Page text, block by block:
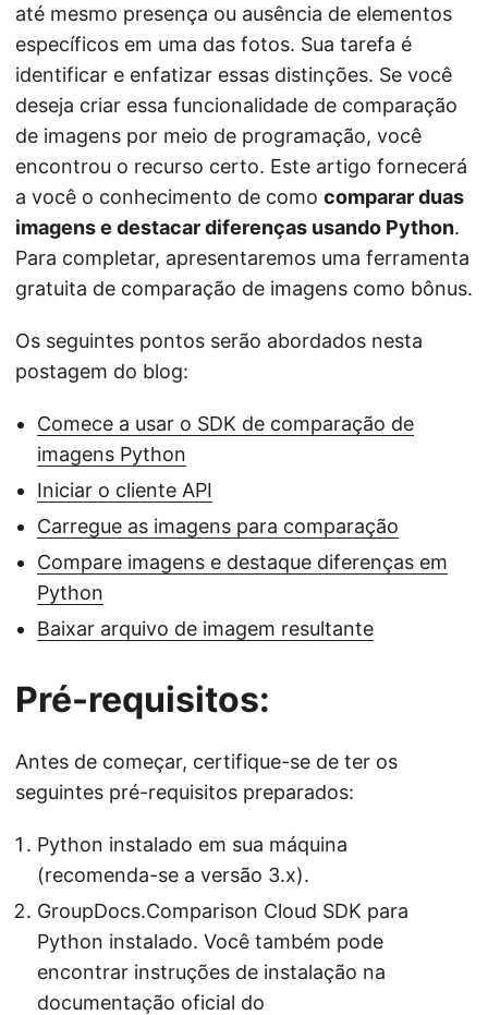
até mesmo presença ou ausência de elementos
específicos em uma das fotos. Sua tarefa é
identificar e enfatizar essas distinções. Se você
deseja criar essa funcionalidade de comparação
de imagens por meio de programação, você
encontrou o recurso certo. Este artigo fornecerá
a você o conhecimento de como comparar duas
imagens e destacar diferenças usando Python.
Para completar, apresentaremos uma ferramenta
gratuita de comparação de imagens como bônus.
Os seguintes pontos serão abordados nesta
postagem do blog:
Comece a usar o SDK de comparação de
imagens Python
Iniciar o cliente API
Carregue as imagens para comparação
Compare imagens e destaque diferenças em
Python
Baixar arquivo de imagem resultante
Pré-requisitos:
Antes de começar, certifique-se de ter os
seguintes pré-requisitos preparados:
Python instalado em sua máquina
(recomenda-se a versão 3.x).
GroupDocs.Comparison Cloud SDK para
Python instalado. Você também pode
encontrar instruções de instalação na
documentação oficial do